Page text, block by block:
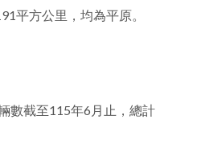
平方公里，均為平原。
數截至115年6月止，總計